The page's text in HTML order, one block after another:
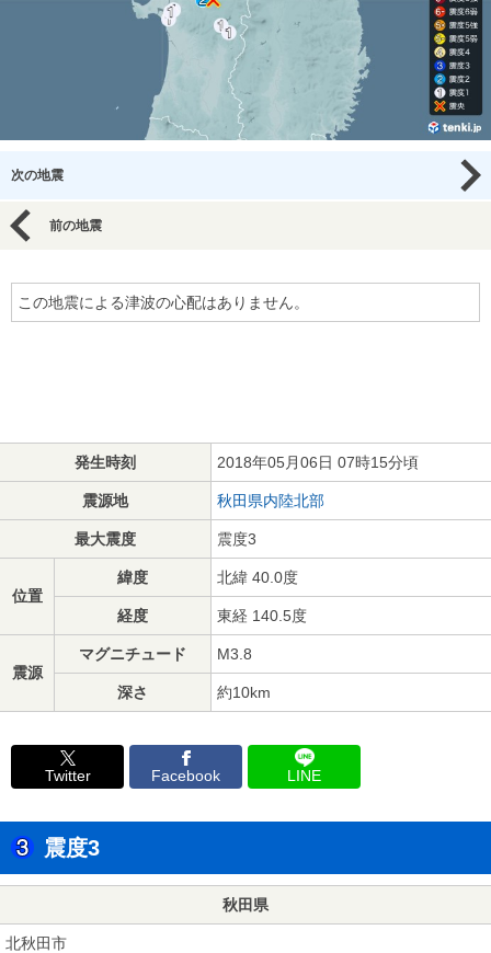
次の地震
前の地震
この地震による津波の心配はありません。
発生時刻 2018年05月06日 07時15分頃
震源地 秋田県内陸北部
最大震度 震度3
位置
緯度 北緯 40.0度
経度 東経 140.5度
震源
マグニチュード M3.8
深さ 約10km
Twitter Facebook LINE
震度3
秋田県
北秋田市